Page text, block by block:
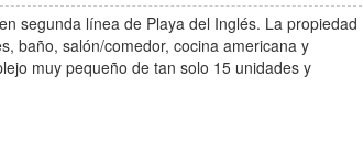
segunda línea de Playa del Inglés. La propiedad
baño, salón/comedor, cocina americana y
muy pequeño de tan solo 15 unidades y